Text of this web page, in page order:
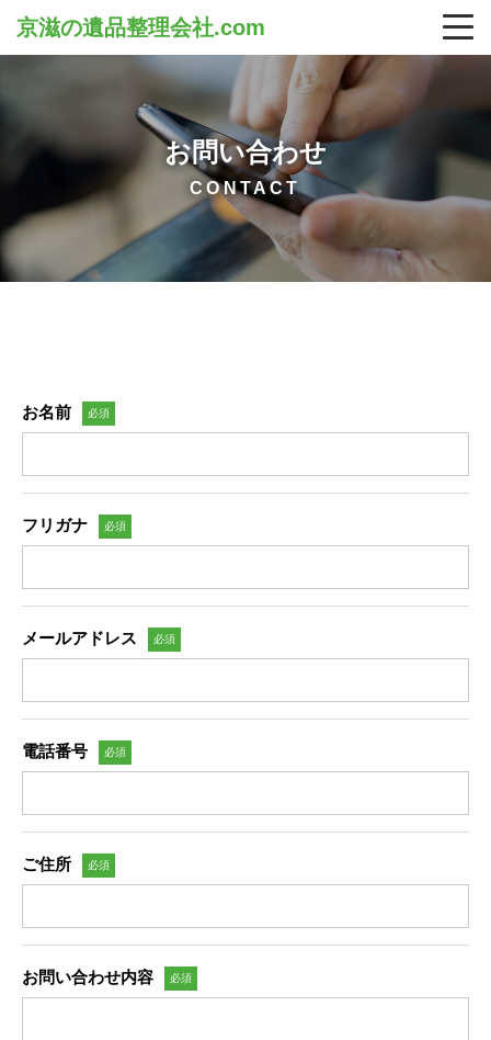
京滋の遺品整理会社.com
お問い合わせ
CONTACT
お名前 必須
フリガナ 必須
メールアドレス 必須
電話番号 必須
ご住所 必須
お問い合わせ内容 必須